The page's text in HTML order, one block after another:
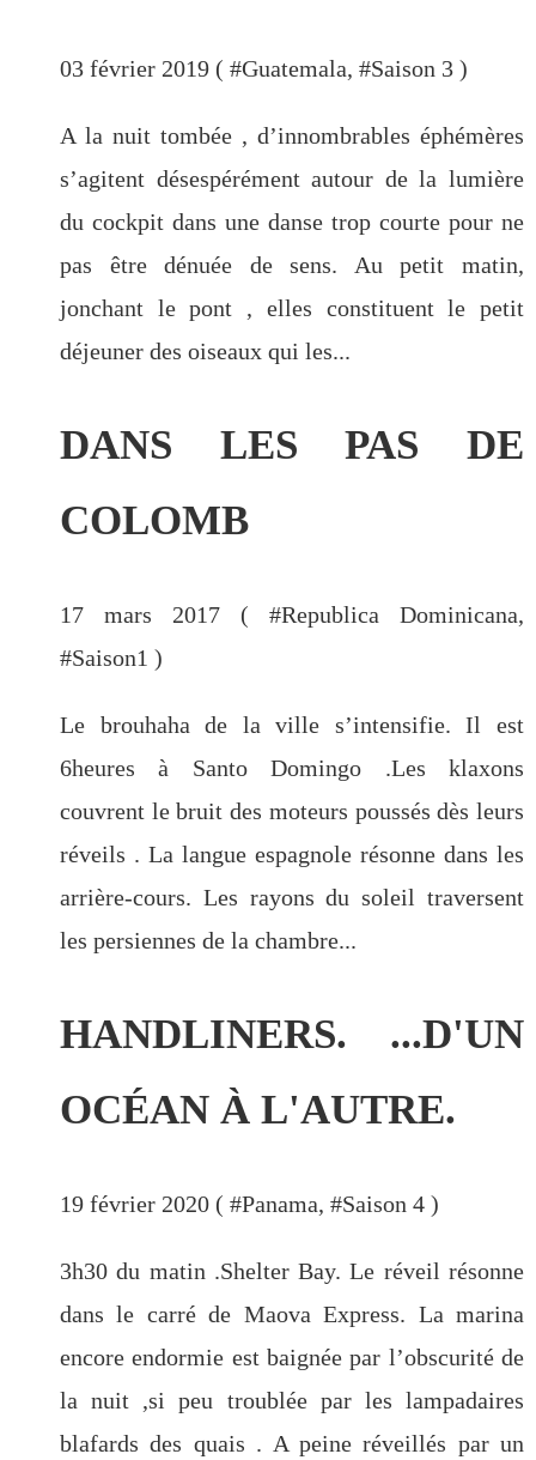
03 février 2019 ( #Guatemala, #Saison 3 )
A la nuit tombée , d’innombrables éphémères
s’agitent désespérément autour de la lumière
du cockpit dans une danse trop courte pour ne
pas être dénuée de sens. Au petit matin,
jonchant le pont , elles constituent le petit
déjeuner des oiseaux qui les...
DANS LES PAS DE
COLOMB
17 mars 2017 ( #Republica Dominicana,
#Saison1 )
Le brouhaha de la ville s’intensifie. Il est
6heures à Santo Domingo .Les klaxons
couvrent le bruit des moteurs poussés dès leurs
réveils . La langue espagnole résonne dans les
arrière-cours. Les rayons du soleil traversent
les persiennes de la chambre...
HANDLINERS. ...D'UN
OCÉAN À L'AUTRE.
19 février 2020 ( #Panama, #Saison 4 )
3h30 du matin .Shelter Bay. Le réveil résonne
dans le carré de Maova Express. La marina
encore endormie est baignée par l’obscurité de
la nuit ,si peu troublée par les lampadaires
blafards des quais . A peine réveillés par un